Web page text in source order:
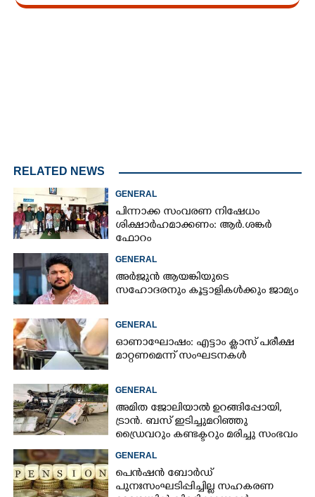
RELATED NEWS
GENERAL
പിന്നാക്ക സംവരണ നിഷേധം
ശിക്ഷാർഹമാക്കണം: ആർ.ശങ്കർ
ഫോറം
GENERAL
അർജുൻ ആയങ്കിയുടെ
സഹോദരനും കൂട്ടാളികൾക്കും ജാമ്യം
GENERAL
ഓണാഘോഷം: എട്ടാം ക്ളാസ് പരീക്ഷ
മാറ്റണമെന്ന് സംഘടനകൾ
GENERAL
അമിത ജോലിയാൽ ഉറങ്ങിപ്പോയി,
ട്രാൻ. ബസ് ഇടിച്ചുമറിഞ്ഞു
ഡ്രൈവറും കണ്ടക്ടറും മരിച്ചു സംഭവം
ദേശീയപാതയിൽ 20 പേർക്ക് പരിക്ക്,
നാലു പേരുടെ നില ഗുരുതരം
GENERAL
പെൻഷൻ ബോർഡ്
പുനഃസംഘടിപ്പിച്ചില്ല സഹകരണ